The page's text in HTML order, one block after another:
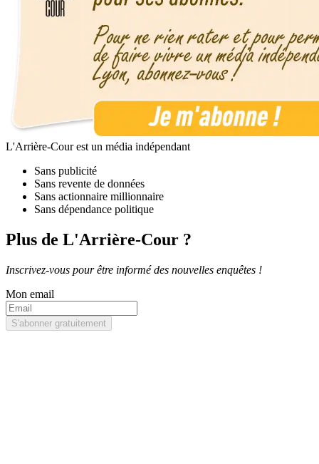
L'Arrière-Cour est un média indépendant
Sans publicité
Sans revente de données
Sans actionnaire millionnaire
Sans dépendance politique
Plus de L'Arrière-Cour ?
Inscrivez-vous pour être informé des nouvelles enquêtes !
Mon email
S'abonner gratuitement